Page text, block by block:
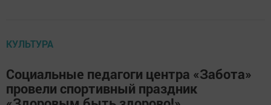
КУЛЬТУРА
Социальные педагоги центра «Забота»
провели спортивный праздник